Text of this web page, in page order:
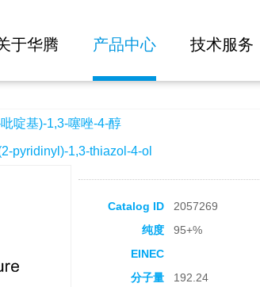
于华腾 产品中心 技术服务
醇
啶基)-1,3-噻唑-4-醇
pyridinyl)-1,3-thiazol-4-ol
Catalog ID 2057269
纯度
95+%
EINEC
分子量
192.24